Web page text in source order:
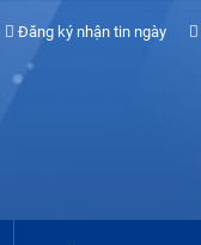
Đăng ký nhận tin ngày